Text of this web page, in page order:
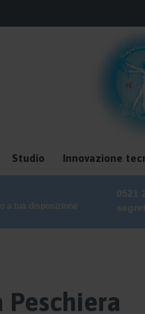
Studio Innovazione
a tua disposizione
0521